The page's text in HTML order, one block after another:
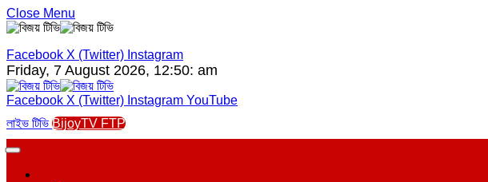
Close Menu
Facebook X (Twitter) Instagram
Friday, 7 August 2026, 12:50: am
Facebook X (Twitter) Instagram YouTube
লাইভ টিভি BijoyTV FTP